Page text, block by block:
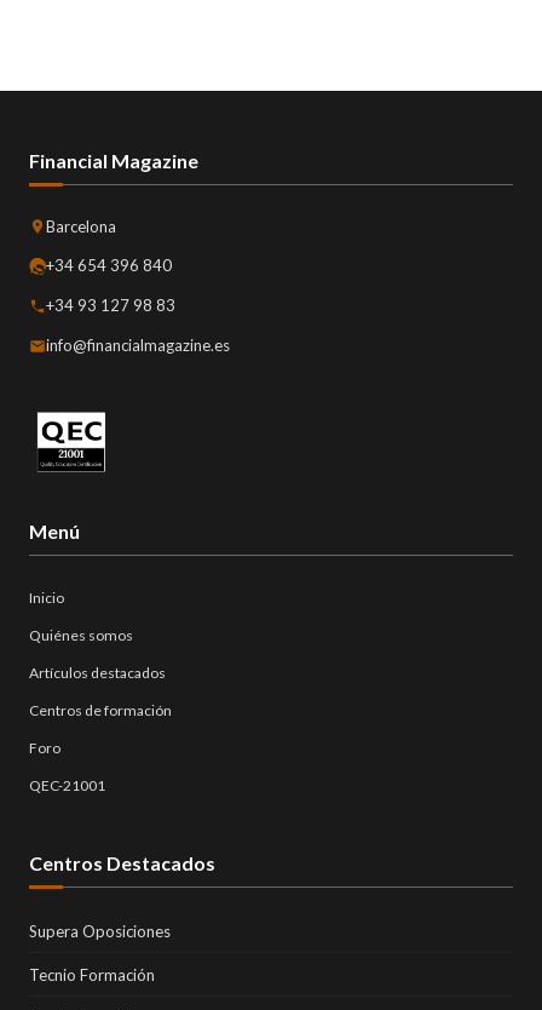
Financial Magazine
Barcelona
+34 654 396 840
+34 93 127 98 83
info@financialmagazine.es
Menú
Inicio
Quiénes somos
Artículos destacados
Centros de formación
Foro
QEC-21001
Centros Destacados
Supera Oposiciones
Tecnio Formación